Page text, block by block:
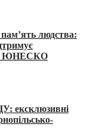
людства:
в ЮНЕСКО